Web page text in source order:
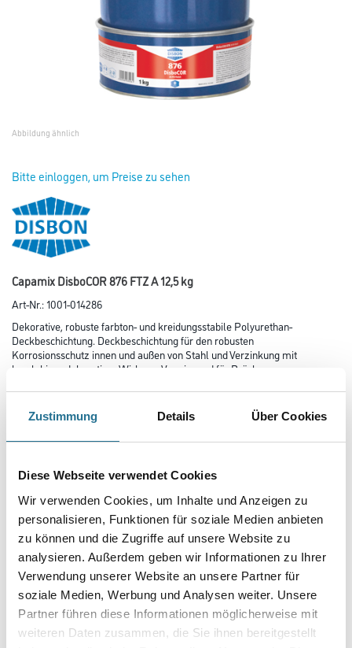
Zustimmung Details Über Cookies
Diese Webseite verwendet Cookies
Wir verwenden Cookies, um Inhalte und Anzeigen zu
personalisieren, Funktionen für soziale Medien anbieten
zu können und die Zugriffe auf unsere Website zu
analysieren. Außerdem geben wir Informationen zu Ihrer
Verwendung unserer Website an unsere Partner für
soziale Medien, Werbung und Analysen weiter. Unsere
Partner führen diese Informationen möglicherweise mit
weiteren Daten zusammen, die Sie ihnen bereitgestellt
Abbildung ähnlich
Bitte einloggen, um Preise zu sehen
Capamix DisboCOR 876 FTZ A 12,5 kg
Art-Nr.:1001-014286
Dekorative, robuste farbton- und kreidungsstabile Polyurethan-
Deckbeschichtung. Deckbeschichtung für den robusten
Korrosionsschutz innen und außen von Stahl und Verzinkung mit
langlebiger dekorativer Wirkung. Vorwiegend für Brücken,
Stahlbau in der Industrie, in Hafenanlagen und der
Abwasserwirtschaft.
Farbtonbezeichnung
Glanzgrad
Gebinde